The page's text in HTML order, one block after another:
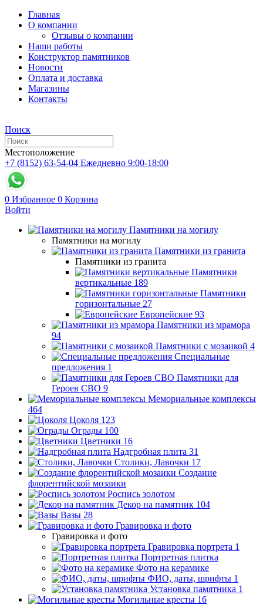
Главная
О компании
Отзывы о компании
Наши работы
Конструктор памятников
Новости
Оплата и доставка
Магазины
Контакты
Поиск
Местоположение
+7 (8152) 63-54-04 Ежедневно 9:00-18:00
0 Избранное 0 Корзина
Войти
Памятники на могилу
Памятники на могилу
Памятники из гранита
Памятники из гранита
Памятники
вертикальные 189
Памятники
горизонтальные 27
Европейские 93
Памятники из мрамора
94
Памятники с мозаикой 4
Специальные
предложения 1
Памятники для
Героев СВО 9
Мемориальные комплексы
464
Цоколя 123
Ограды 100
Цветники 16
Надгробная плита 31
Столики, Лавочки 17
Создание
флорентийской мозаики
Роспись золотом
Декор на памятник 104
Вазы 28
Гравировка и фото
Гравировка и фото
Гравировка портрета 1
Портретная плитка
Фото на керамике
ФИО, даты, шрифты 1
Установка памятника 1
Могильные кресты 16